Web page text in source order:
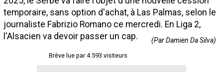
temporaire, sans option d'achat, à Las Palmas, selon le
journaliste Fabrizio Romano ce mercredi. En Liga 2,
l'Alsacien va devoir passer un cap.
(Par Damien Da Silva)
Brève lue par 4.593 visiteurs
Tableau transferts L1
Taille de la police
Paramètrages / Options